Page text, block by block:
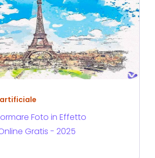
Foto in Effetto
Gratis - 2025